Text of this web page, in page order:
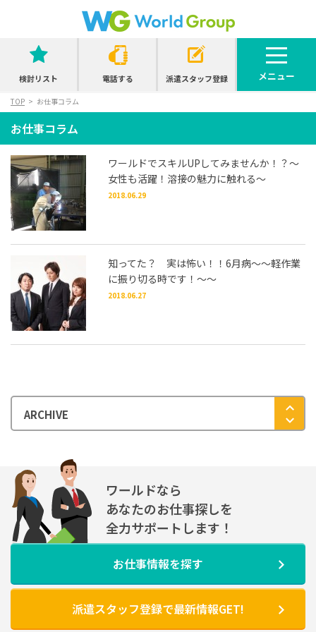
検討リスト 電話する 派遣スタッフ登録 メニュー
TOP お仕事コラム
お仕事コラム
ワールドでスキルUPしてみませんか！？～
女性も活躍！溶接の魅力に触れる～
2018.06.29
知ってた？ 実は怖い！！6月病～～軽作業
に振り切る時です！～～
2018.06.27
ワールドなら
あなたのお仕事探しを
全力サポートします！
お仕事情報を探す
派遣スタッフ登録で最新情報GET!